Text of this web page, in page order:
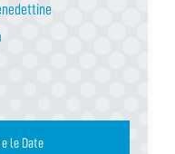
le Date